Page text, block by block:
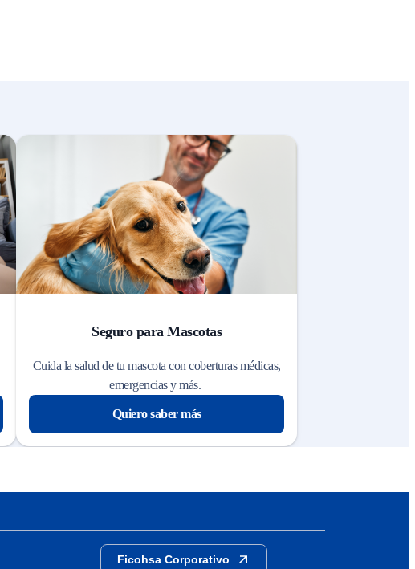
Seguro para Mascotas
Cuida la salud de tu mascota con coberturas médicas,
emergencias y más.
Quiero saber más
Ficohsa Corporativo